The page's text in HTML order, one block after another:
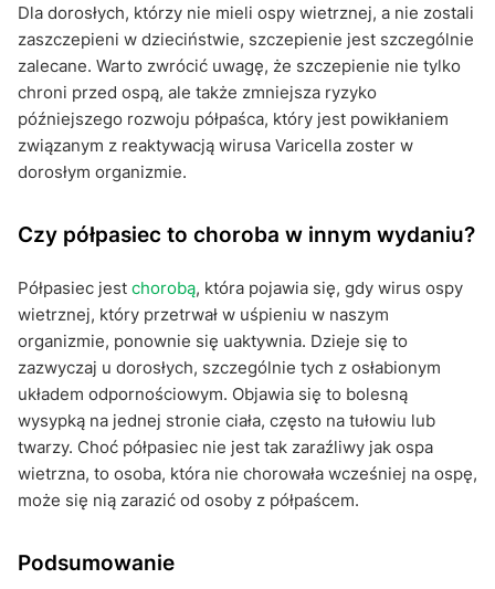
Dla dorosłych, którzy nie mieli ospy wietrznej, a nie zostali
zaszczepieni w dzieciństwie, szczepienie jest szczególnie
zalecane. Warto zwrócić uwagę, że szczepienie nie tylko
chroni przed ospą, ale także zmniejsza ryzyko
późniejszego rozwoju półpaśca, który jest powikłaniem
związanym z reaktywacją wirusa Varicella zoster w
dorosłym organizmie.
Czy półpasiec to choroba w innym wydaniu?
Półpasiec jest chorobą, która pojawia się, gdy wirus ospy
wietrznej, który przetrwał w uśpieniu w naszym
organizmie, ponownie się uaktywnia. Dzieje się to
zazwyczaj u dorosłych, szczególnie tych z osłabionym
układem odpornościowym. Objawia się to bolesną
wysypką na jednej stronie ciała, często na tułowiu lub
twarzy. Choć półpasiec nie jest tak zaraźliwy jak ospa
wietrzna, to osoba, która nie chorowała wcześniej na ospę,
może się nią zarazić od osoby z półpaścem.
Podsumowanie